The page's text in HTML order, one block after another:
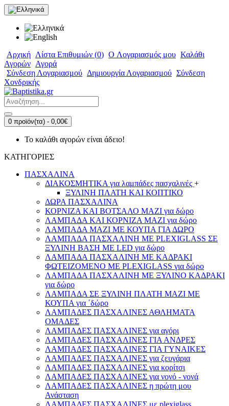
Αρχική Λίστα Επιθυμιών (0) O Λογαριασμός μου Καλάθι
Αγορών Αγορά
Σύνδεση Λογαριασμού Δημιουργία Λογαριασμού Σύνδεση
Χονδρικής
0 προϊόν(τα) - 0,00€
Το καλάθι αγορών είναι άδειο!
ΚΑΤΗΓΟΡΙΕΣ
ΠΑΣΧΑΛΙΝΑ
ΔΙΑΚΟΣΜΗΤΙΚΑ για λαμπάδες πασχαλινές +
ΞΥΛΙΝΗ ΠΛΑΤΗ ΚΑΙ ΚΟΠΤΙΚΟ
ΔΩΡΑ ΠΑΣΧΑΛΙΝΑ
ΚΟΡΝΙΖΑ ΚΑΙ ΒΟΤΣΑΛΟ ΜΑΖΙ για δώρο
ΛΑΜΠΑΔΑ ΚΑΙ ΚΟΡΝΙΖΑ ΜΑΖΙ για δώρο
ΛΑΜΠΑΔΑ ΜΑΖΙ ΜΕ ΚΟΥΠΑ ΓΙΑ ΔΩΡΟ
ΛΑΜΠΑΔΑ ΠΑΣΧΑΛΙΝΗ ΜΕ PLEXIGLASS ΣΕ
ΞΥΛΙΝΗ ΒΑΣΗ ΜΕ LED για δώρο
ΛΑΜΠΑΔΑ ΠΑΣΧΑΛΙΝΗ ΜΕ ΚΑΔΡΑΚΙ
ΦΩΤΕΙΖΟΜΕΝΟ ΜΕ PLEXIGLASS για δώρο
ΛΑΜΠΑΔΑ ΠΑΣΧΑΛΙΝΗ ΜΕ ΞΥΛΙΝΟ ΚΑΔΡΑΚΙ
για δώρο
ΛΑΜΠΑΔΑ ΣΕ ΞΥΛΙΝΗ ΠΛΑΤΗ ΜΑΖΙ ΜΕ
ΚΟΥΠΑ για ΄δώρο
ΛΑΜΠΑΔΕΣ ΠΑΣΧΑΛΙΝΕΣ ΑΘΛΗΜΑΤΑ
ΟΜΑΔΕΣ
ΛΑΜΠΑΔΕΣ ΠΑΣΧΑΛΙΝΕΣ για αγόρι
ΛΑΜΠΑΔΕΣ ΠΑΣΧΑΛΙΝΕΣ ΓΙΑ ΑΝΔΡΕΣ
ΛΑΜΠΑΔΕΣ ΠΑΣΧΑΛΙΝΕΣ ΓΙΑ ΓΥΝΑΙΚΕΣ
ΛΑΜΠΑΔΕΣ ΠΑΣΧΑΛΙΝΕΣ για ζευγάρια
ΛΑΜΠΑΔΕΣ ΠΑΣΧΑΛΙΝΕΣ για κορίτσι
ΛΑΜΠΑΔΕΣ ΠΑΣΧΑΛΙΝΕΣ για νονό - νονά
ΛΑΜΠΑΔΕΣ ΠΑΣΧΑΛΙΝΕΣ η πρώτη μου
Ανάσταση
ΛΑΜΠΑΔΕΣ ΠΑΣΧΑΛΙΝΕΣ με plexiglass